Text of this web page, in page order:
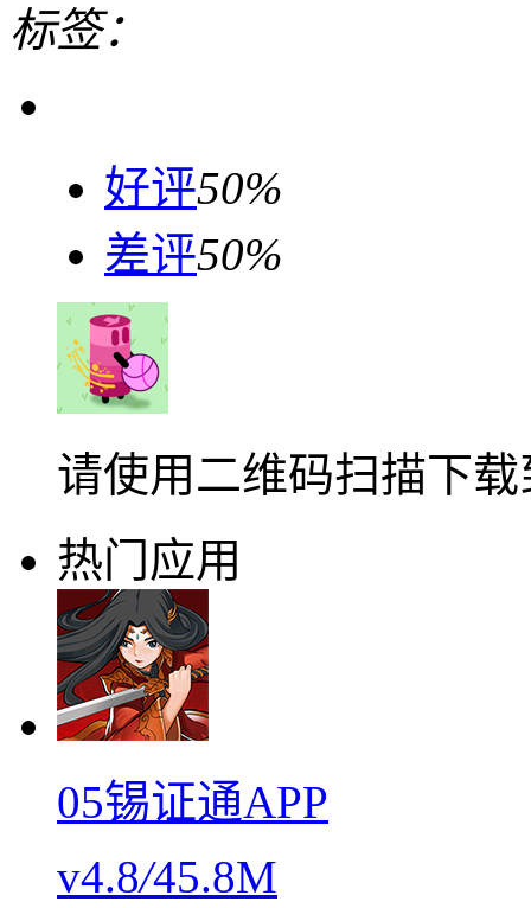
标签：
好评50%
差评50%
请使用二维码扫描下
热门应用
05锡证通APP
v4.8/45.8M